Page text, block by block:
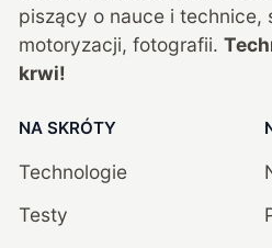
piszący o nauce i technice,
motoryzacji, fotografii.
krwi!
NA SKRÓTY
Technologie
Testy